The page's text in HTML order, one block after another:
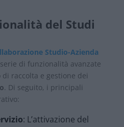
del Studi
Studio-Azienda
di funzionalità avanzate
raccolta e gestione dei
. Di seguito, i principali
: L’attivazione del